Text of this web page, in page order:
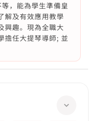
，能為學生準備皇
解及有效應用教學
興趣。現為全職大
擔任大提琴導師; 並